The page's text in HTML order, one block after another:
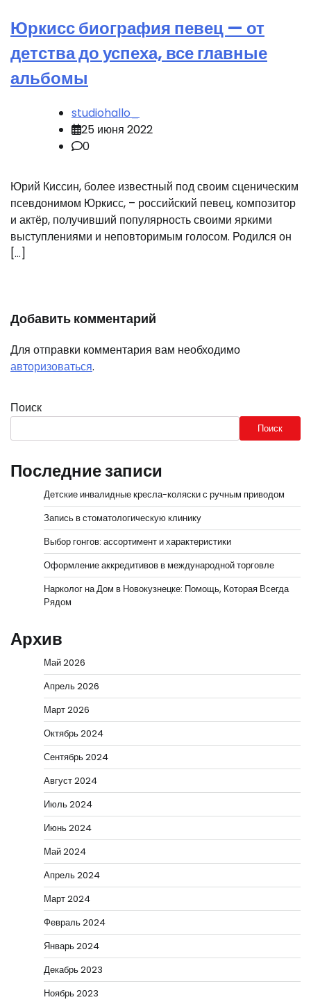
Юркисс биография певец — от
детства до успеха, все главные
альбомы
studiohallo_
25 июня 2022
0
Юрий Киссин, более известный под своим сценическим
псевдонимом Юркисс, – российский певец, композитор
и актёр, получивший популярность своими яркими
выступлениями и неповторимым голосом. Родился он
[…]
Добавить комментарий
Для отправки комментария вам необходимо
авторизоваться.
Поиск
Поиск
Последние записи
Детские инвалидные кресла-коляски с ручным приводом
Запись в стоматологическую клинику
Выбор гонгов: ассортимент и характеристики
Оформление аккредитивов в международной торговле
Нарколог на Дом в Новокузнецке: Помощь, Которая Всегда
Рядом
Архив
Май 2026
Апрель 2026
Март 2026
Октябрь 2024
Сентябрь 2024
Август 2024
Июль 2024
Июнь 2024
Май 2024
Апрель 2024
Март 2024
Февраль 2024
Январь 2024
Декабрь 2023
Ноябрь 2023